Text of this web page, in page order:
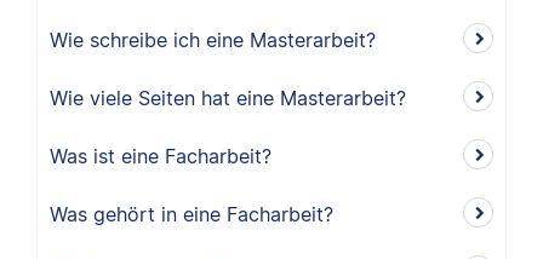
Wie schreibe ich eine Masterarbeit?
Wie viele Seiten hat eine Masterarbeit?
Was ist eine Facharbeit?
Was gehört in eine Facharbeit?